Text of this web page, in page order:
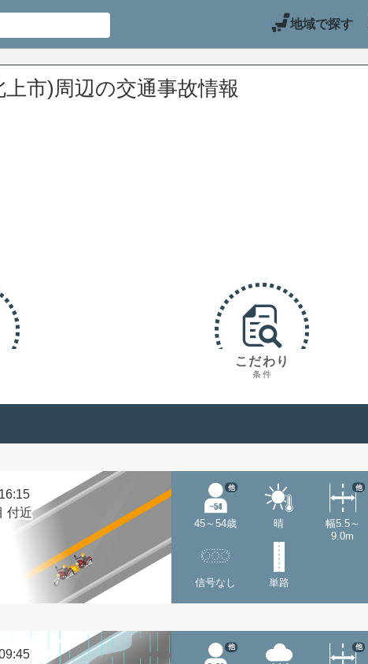
地域で探す
市)周辺の交通事故情報
こだわり
条件
付近
45～54歳
他
晴
幅5.5～
9.0m
他
信号なし 単路
他 他